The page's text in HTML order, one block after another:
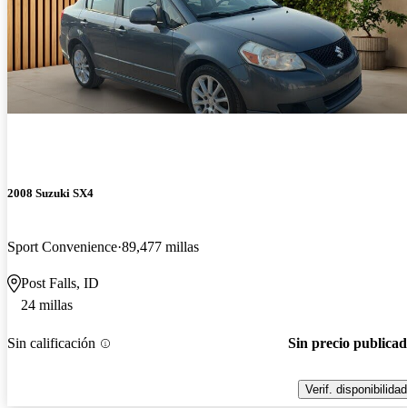
2008 Suzuki SX4
Sport Convenience 89,477 millas
Post Falls, ID
24 millas
Sin calificación Sin precio
Verif. disponibilidad